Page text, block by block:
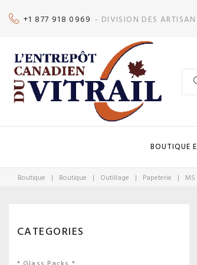
+1 877 918 0969 - DIVISION DES
BOUTIQUE
Boutique | Boutique | Outillage | Papeterie | MS
CATEGORIES